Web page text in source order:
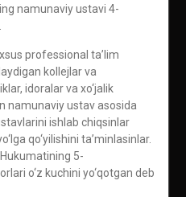
namunaviy ustavi 4-
professional ta’lim
kollejlar va
idoralar va xo‘jalik
namunaviy ustav asosida
ishlab chiqsinlar
qo‘yilishini ta’minlasinlar.
5-
o‘z kuchini yo‘qotgan deb